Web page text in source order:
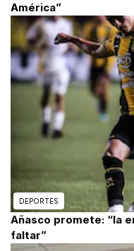
América”
DEPORTES
Añasco promete: “la
faltar”